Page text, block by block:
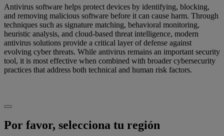
Antivirus software helps protect devices by identifying, blocking,
and removing malicious software before it can cause harm. Through
techniques such as signature matching, behavioral monitoring,
heuristic analysis, and cloud-based threat intelligence, modern
antivirus solutions provide a critical layer of defense against
evolving cyber threats. While antivirus remains an important security
tool, it is most effective when combined with broader cybersecurity
practices that address both technical and human risk factors.
Por favor, selecciona tu región